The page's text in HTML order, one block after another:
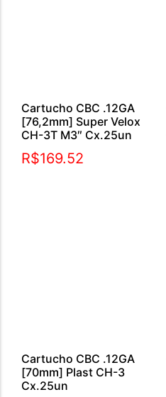
Cartucho CBC .12GA
[76,2mm] Super Velox
CH-3T M3″ Cx.25un
R$169.52
Cartucho CBC .12GA
[70mm] Plast CH-3
Cx.25un